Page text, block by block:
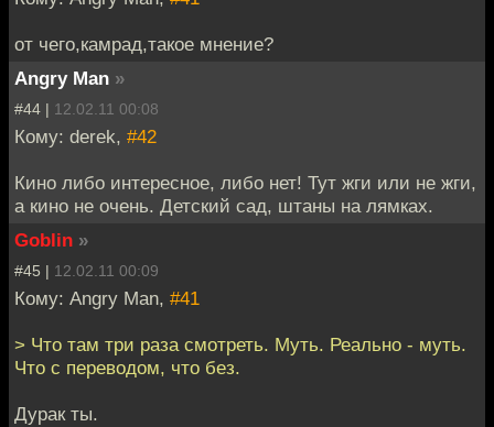
от чего,камрад,такое мнение?
Angry Man »
#44 | 12.02.11 00:08
Кому: derek, #42
Кино либо интересное, либо нет! Тут жги или не жги,
а кино не очень. Детский сад, штаны на лямках.
Goblin »
#45 | 12.02.11 00:09
Кому: Angry Man, #41
> Что там три раза смотреть. Муть. Реально - муть.
Что с переводом, что без.
Дурак ты.